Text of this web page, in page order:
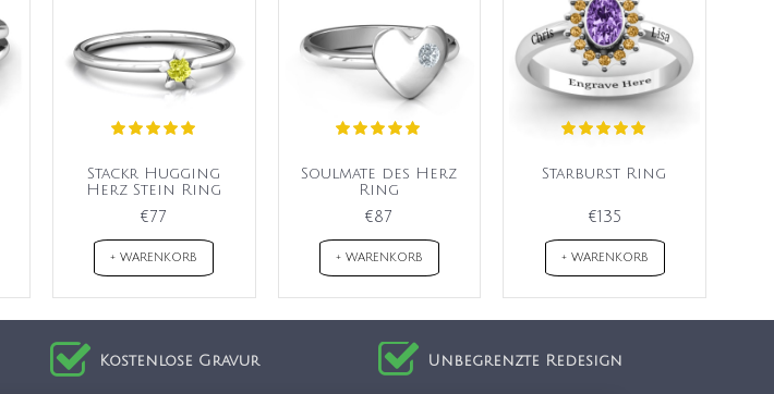
Stackr Hugging
Herz Stein Ring
€77
+ WARENKORB
Soulmate des Herz
Ring
€87
+ WARENKORB
Starburst Ring
€135
+ WARENKORB
Kostenlose Gravur Unbegrenzte Redesign